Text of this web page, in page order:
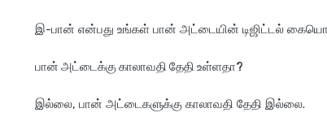
இ-பான் என்பது உங்கள் பான் அட்டையின் டிஜிட்டல்
பான் அட்டைக்கு காலாவதி தேதி உள்ளதா?
இல்லை, பான் அட்டைகளுக்கு காலாவதி தேதி இல்லை.